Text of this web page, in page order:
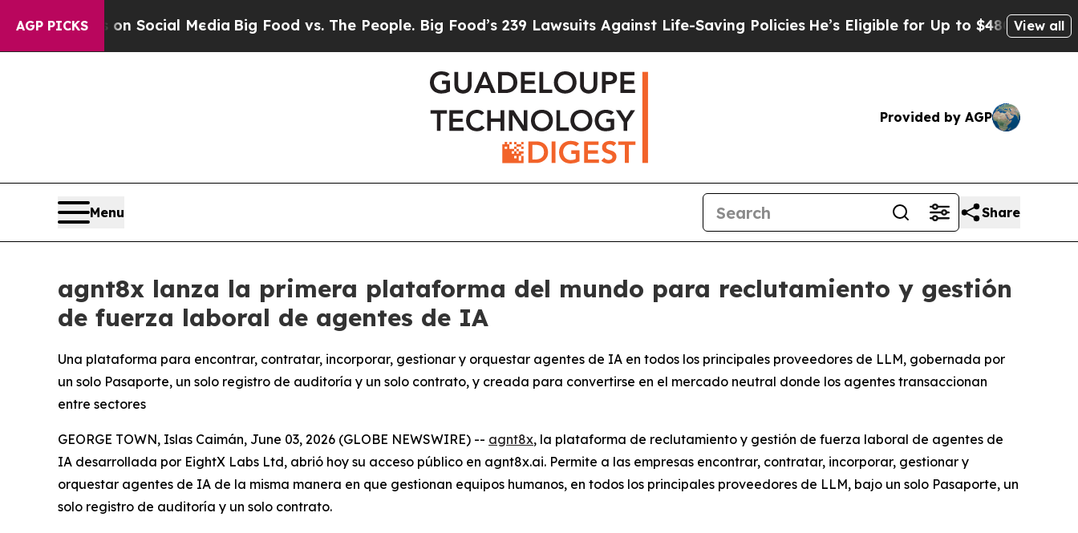
AGP PICKSon Social MediaBig Food vs. The People. Big Food’s 239 Lawsuits Against Life-Saving Policies He’s Eligible for Up to $480,000 AfterView all
Provided by AGP
Menu Share
agnt8x lanza la primera plataforma del mundo para reclutamiento y gestión
de fuerza laboral de agentes de IA
Una plataforma para encontrar, contratar, incorporar, gestionar y orquestar agentes de IA en todos los principales proveedores de LLM, gobernada por
un solo Pasaporte, un solo registro de auditoría y un solo contrato, y creada para convertirse en el mercado neutral donde los agentes transaccionan
entre sectores
GEORGE TOWN, Islas Caimán, June 03, 2026 (GLOBE NEWSWIRE) -- agnt8x, la plataforma de reclutamiento y gestión de fuerza laboral de agentes de
IA desarrollada por EightX Labs Ltd, abrió hoy su acceso público en agnt8x.ai. Permite a las empresas encontrar, contratar, incorporar, gestionar y
orquestar agentes de IA de la misma manera en que gestionan equipos humanos, en todos los principales proveedores de LLM, bajo un solo Pasaporte, un
solo registro de auditoría y un solo contrato.